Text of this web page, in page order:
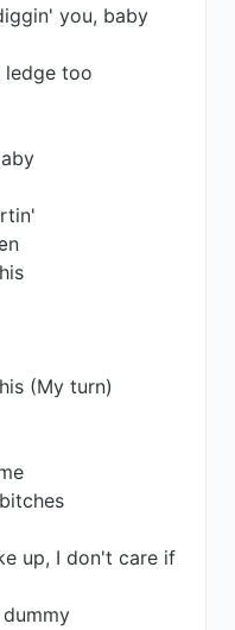
you, baby
ledge too
(My turn)
up, I don't care if